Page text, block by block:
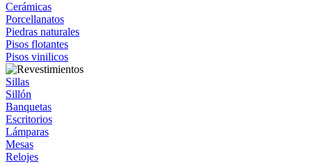
Cerámicas
Porcellanatos
Piedras naturales
Pisos flotantes
Pisos vinilicos
Sillas
Sillón
Banquetas
Escritorios
Lámparas
Mesas
Relojes